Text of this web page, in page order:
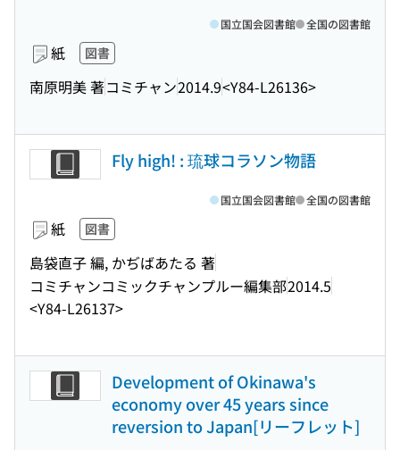
紙 図書
南原明美 著コミチャン2014.9<Y84-L26136>
国立国会図書館 全国の図書館
Fly high! : 琉球コラソン物語
紙 図書
島袋直子 編, かぢばあたる 著
コミチャンコミックチャンプルー編集部2014.5
<Y84-L26137>
国立国会図書館 全国の図書館
Development of Okinawa's
economy over 45 years since
reversion to Japan[リーフレット]